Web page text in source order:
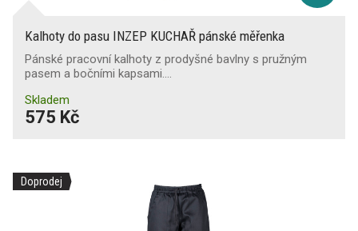
Kalhoty do pasu INZEP KUCHAŘ pánské měřenka
Pánské pracovní kalhoty z prodyšné bavlny s pružným
pasem a bočními kapsami.…
Skladem
575 Kč
Doprodej